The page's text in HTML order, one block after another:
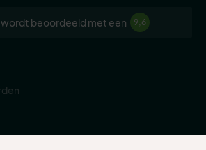
beoordeeld met een 9,6